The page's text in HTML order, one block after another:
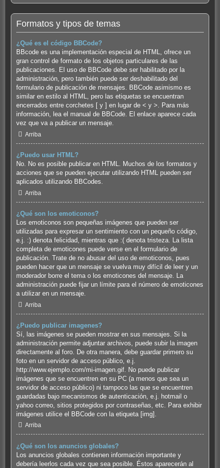
Formatos y tipos de temas
¿Qué es el código BBCode?
BBcode es una implementación especial de HTML, ofrece un
gran control de formato de los objetos particulares de las
publicaciones. El uso de BBCode debe ser habilitado por la
administración, pero también puede ser deshabilitado del
formulario de publicación de mensajes. BBCode asimismo es
similar en estilo al HTML, pero las etiquetas se encuentran
encerrados entre corchetes [ y ] en lugar de < y >. Para más
información, lea el manual de BBCode. El enlace aparece cada
vez que va a publicar un mensaje.
Arriba
¿Puedo usar HTML?
No. No es posible publicar en HTML. Muchos de los formatos y
acciones que se pueden ejecutar utilizando HTML pueden ser
aplicados utilizando BBCodes.
Arriba
¿Qué son los emoticonos?
Los emoticonos son pequeñas imágenes que pueden ser
utilizadas para expresar un sentimiento con un pequeño código,
e.j. :) denota felicidad, mientras que :( denota tristeza. La lista
completa de emoticones puede verse en el formulario de
publicación. Trate de no abusar del uso de emoticonos, pues
pueden hacer que un mensaje se vuelva muy difícil de leer y un
moderador borre el tema o los emoticones del mensaje. La
administración puede fijar un límite para el número de emoticones
a utilizar en un mensaje.
Arriba
¿Puedo publicar imagenes?
Sí, las imágenes se pueden mostrar en sus mensajes. Si la
administración permite adjuntar archivos, puede subir la imagen
directamente al foro. De otra manera, debe guardar primero su
foto en un servidor de acceso público, e.j.
http://www.ejemplo.com/mi-imagen.gif. No puede publicar
imágenes que se encuentren en su PC (a menos que sea un
servidor de acceso público) ni tampoco las que se encuentren
guardadas bajo mecanismos de autenticación, e.j. hotmail o
yahoo correo, sitios protegidos por contraseñas, etc. Para exhibir
imágenes utilice el BBCode con la etiqueta [img].
Arriba
¿Qué son los anuncios globales?
Los anuncios globales contienen información importante y
debería leerlos cada vez que sea posible. Éstos aparecerán al